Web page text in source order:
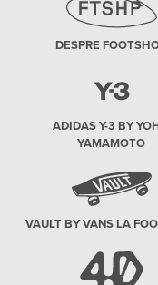
DESPRE
ADIDAS Y-3 BY
YAMAMOTO
VAULT BY VANS LA